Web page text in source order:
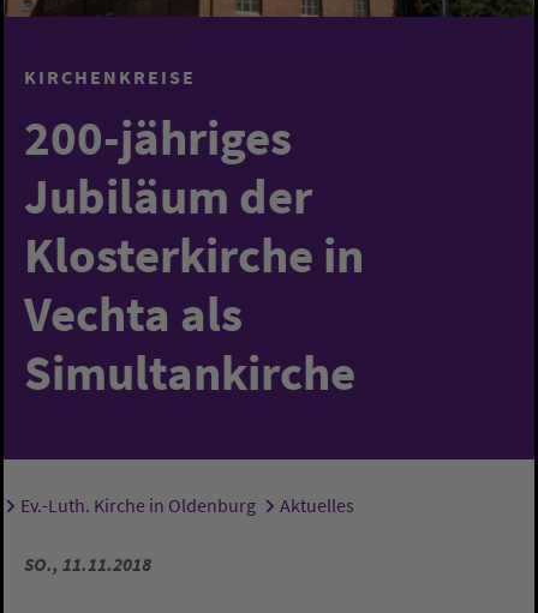
KIRCHENKREISE
200-jähriges
Jubiläum der
Klosterkirche in
Vechta als
Simultankirche
Sie sind hier:
Ev.-Luth. Kirche in Oldenburg Aktuelles
SO., 11.11.2018